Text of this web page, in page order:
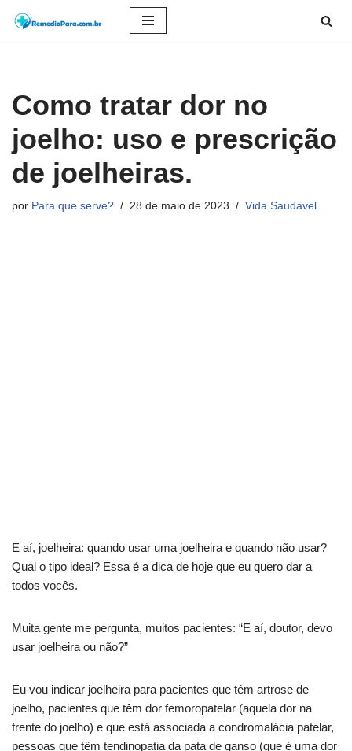
conteúdo
Como tratar dor no
joelho: uso e prescrição
de joelheiras.
por Para que serve? 28 de maio de 2023 Vida Saudável
E aí, joelheira: quando usar uma joelheira e quando não usar?
Qual o tipo ideal? Essa é a dica de hoje que eu quero dar a
todos vocês.
Muita gente me pergunta, muitos pacientes: “E aí, doutor, devo
usar joelheira ou não?”
Eu vou indicar joelheira para pacientes que têm artrose de
joelho, pacientes que têm dor femoropatelar (aquela dor na
frente do joelho) e que está associada a condromalácia patelar,
pessoas que têm tendinopatia da pata de ganso (que é uma dor